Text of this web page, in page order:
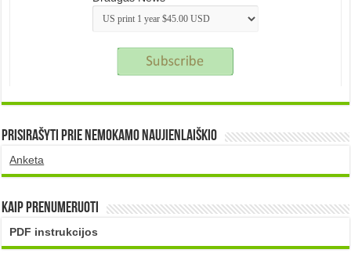
Prisirašyti prie nemokamo naujienlaiškio
Anketa
Kaip prenumeruoti
PDF instrukcijos